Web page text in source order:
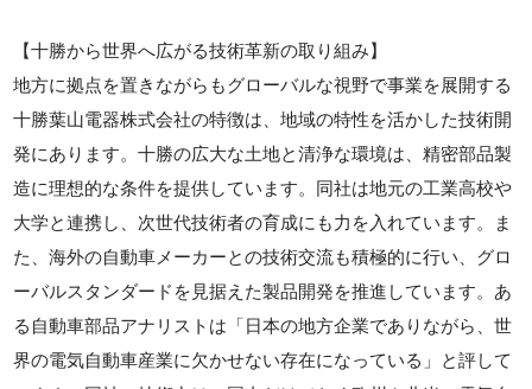
【十勝から世界へ広がる技術革新の取り組み】
地方に拠点を置きながらもグローバルな視野で事業を展開する
十勝葉山電器株式会社の特徴は、地域の特性を活かした技術開
発にあります。十勝の広大な土地と清浄な環境は、精密部品製
造に理想的な条件を提供しています。同社は地元の工業高校や
大学と連携し、次世代技術者の育成にも力を入れています。ま
た、海外の自動車メーカーとの技術交流も積極的に行い、グロ
ーバルスタンダードを見据えた製品開発を推進しています。あ
る自動車部品アナリストは「日本の地方企業でありながら、世
界の電気自動車産業に欠かせない存在になっている」と評して